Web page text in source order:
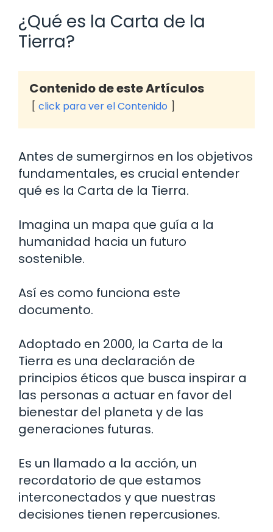
¿Qué es la Carta de la
Tierra?
Contenido de este Artículos
click para ver el Contenido
Antes de sumergirnos en los objetivos
fundamentales, es crucial entender
qué es la Carta de la Tierra.
Imagina un mapa que guía a la
humanidad hacia un futuro
sostenible.
Así es como funciona este
documento.
Adoptado en 2000, la Carta de la
Tierra es una declaración de
principios éticos que busca inspirar a
las personas a actuar en favor del
bienestar del planeta y de las
generaciones futuras.
Es un llamado a la acción, un
recordatorio de que estamos
interconectados y que nuestras
decisiones tienen repercusiones.